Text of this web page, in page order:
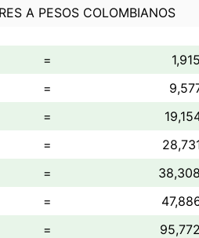
A PESOS COLOMBIANOS
=
=
=
=
=
=
=